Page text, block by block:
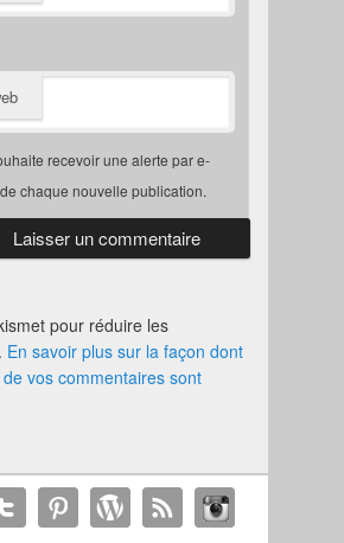
recevoir une alerte par e-
chaque nouvelle publication.
pour réduire les
En savoir plus sur la façon dont
vos commentaires sont